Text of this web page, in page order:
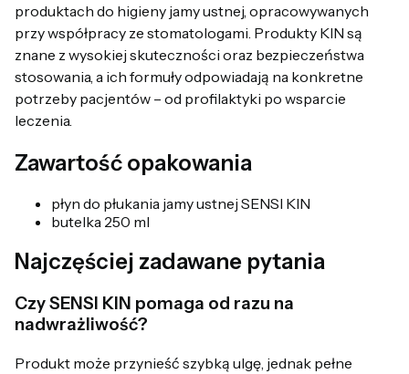
produktach do higieny jamy ustnej, opracowywanych
przy współpracy ze stomatologami. Produkty KIN są
znane z wysokiej skuteczności oraz bezpieczeństwa
stosowania, a ich formuły odpowiadają na konkretne
potrzeby pacjentów – od profilaktyki po wsparcie
leczenia.
Zawartość opakowania
płyn do płukania jamy ustnej SENSI KIN
butelka 250 ml
Najczęściej zadawane pytania
Czy SENSI KIN pomaga od razu na
nadwrażliwość?
Produkt może przynieść szybką ulgę, jednak pełne